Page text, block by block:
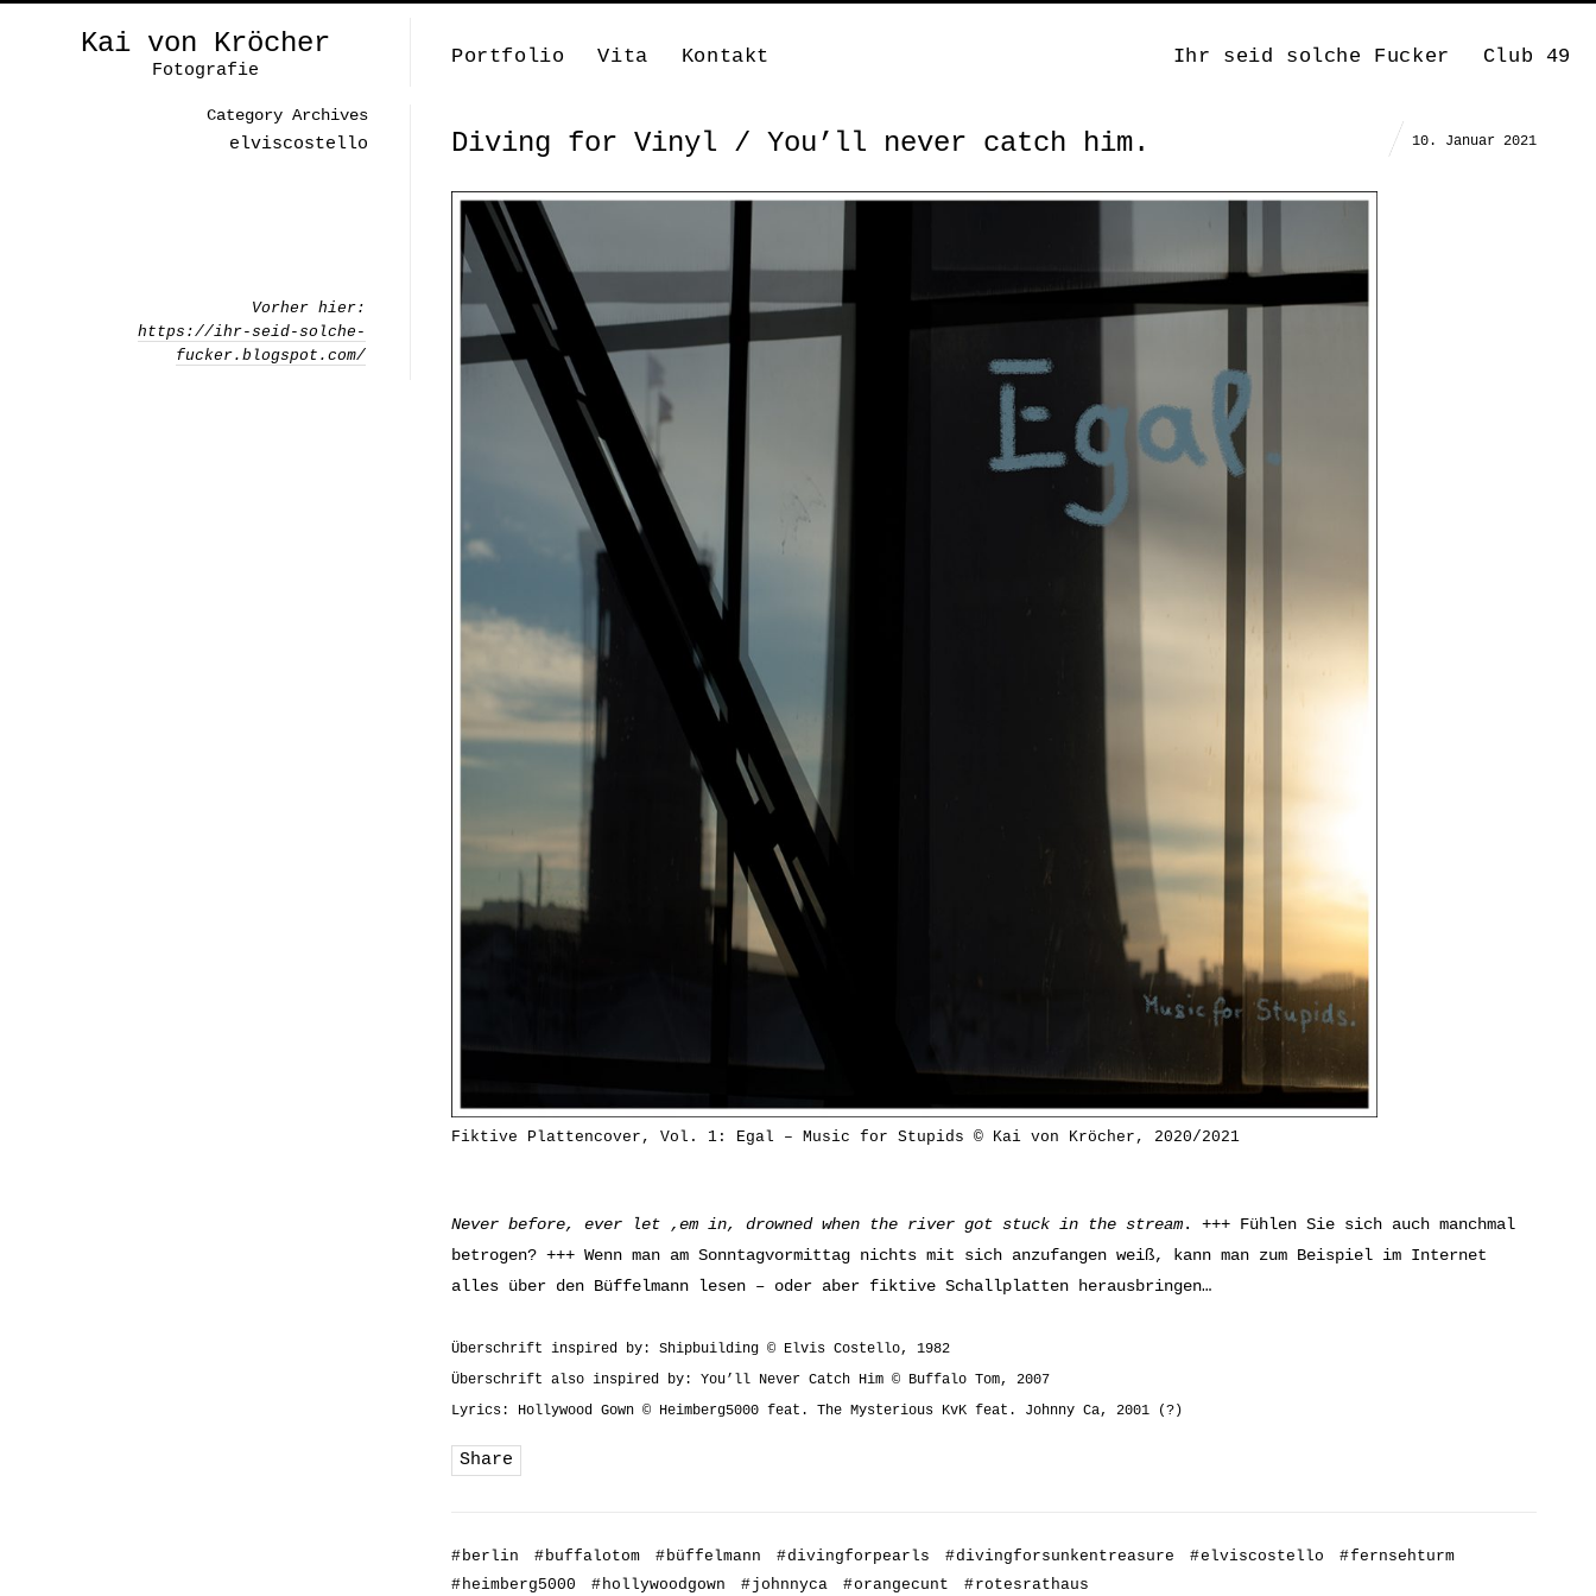
Kai von Kröcher
Fotografie
Portfolio Vita Kontakt Ihr seid solche Fucker Club 49
Diving for Vinyl / You’ll never catch him. 10. Januar 2021
Fiktive Plattencover, Vol. 1: Egal – Music for Stupids © Kai von Kröcher, 2020/2021
Never before, ever let ‚em in, drowned when the river got stuck in the stream. +++ Fühlen Sie sich auch manchmal
betrogen? +++ Wenn man am Sonntagvormittag nichts mit sich anzufangen weiß, kann man zum Beispiel im Internet
alles über den Büffelmann lesen – oder aber fiktive Schallplatten herausbringen…
Überschrift inspired by: Shipbuilding © Elvis Costello, 1982
Überschrift also inspired by: You’ll Never Catch Him © Buffalo Tom, 2007
Lyrics: Hollywood Gown © Heimberg5000 feat. The Mysterious KvK feat. Johnny Ca, 2001 (?)
Share
# berlin # buffalotom # büffelmann #divingforpearls #divingforsunkentreasure #elviscostello #fernsehturm
# heimberg5000 # hollywoodgown #johnnyca #orangecunt #rotesrathaus
Category Archives
elviscostello
Vorher hier:
https://ihr-seid-solche-
fucker.blogspot.com/